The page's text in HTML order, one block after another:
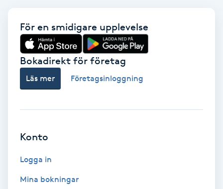
Celluliter
Coachning
Damklippning
För en smidigare upplevelse
Bokadirekt för företag
Läs mer Företagsinloggning
Konto
Logga in
Mina bokningar